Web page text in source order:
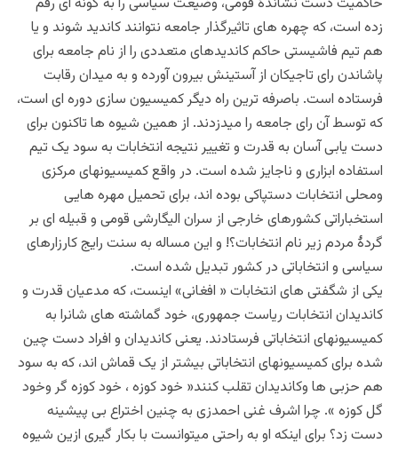
زده است، که چهره های تاثیرگذار جامعه نتوانند کاندید شوند و یا
هم تیم فاشیستی حاکم کاندیدهای متعددی را از نام جامعه برای
پاشاندن رای تاجیکان از آستینش بیرون آورده و به میدان رقابت
فرستاده است. باصرفه ترین راه دیگر کمیسیون سازی دوره ای است،
که توسط آن رای جامعه را میدزدند. از همین شیوه ها تاکنون برای
دست یابی آسان به قدرت و تغییر نتیجه انتخابات به سود یک تیم
استفاده ابزاری و ناجایز شده است. در واقع کمیسیونهای مرکزی
ومحلی انتخابات دستپاکی بوده اند، برای تحمیل مهره هایی
استخباراتی کشورهای خارجی از سران الیگارشی قومی و قبیله ای بر
گردۀ مردم زیر نام انتخابات؟! و این مساله به سنت رایج کارزارهای
سیاسی و انتخاباتی در کشور تبدیل شده است.
یکی از شگفتی های انتخابات « افغانی» اینست، که مدعیان قدرت و
کاندیدان انتخابات ریاست جمهوری، خود گماشته های شانرا به
کمیسیونهای انتخاباتی فرستادند. یعنی کاندیدان و افراد دست چین
شده برای کمیسیونهای انتخاباتی بیشتر از یک قماش اند، که به سود
هم حزبی ها وکاندیدان تقلب کنند« خود کوزه ، خود کوزه گر وخود
گل کوزه ». چرا اشرف غنی احمدزی به چنین اختراع بی پیشینه
دست زد؟ برای اینکه او به راحتی میتوانست با بکار گیری ازین شیوه